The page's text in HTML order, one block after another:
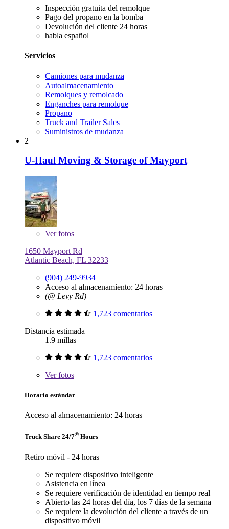
Inspección gratuita del remolque
Pago del propano en la bomba
Devolución del cliente 24 horas
habla español
Servicios
Camiones para mudanza
Autoalmacenamiento
Remolques y remolcado
Enganches para remolque
Propano
Truck and Trailer Sales
Suministros de mudanza
2
U-Haul Moving & Storage of Mayport
Verfotos
1650 Mayport Rd
Atlantic Beach, FL 32233
(904) 249-9934
Acceso al almacenamiento: 24 horas
(@ Levy Rd)
1,723 comentarios
Distancia estimada
1.9 millas
1,723 comentarios
Verfotos
Horario estándar
Acceso al almacenamiento: 24 horas
Truck Share 24/7® Hours
Retiro móvil - 24 horas
Se requiere dispositivo inteligente
Asistencia en línea
Se requiere verificación de identidad en tiempo real
Abierto las 24 horas del día, los 7 días de la semana
Se requiere la devolución del cliente a través de un
dispositivo móvil